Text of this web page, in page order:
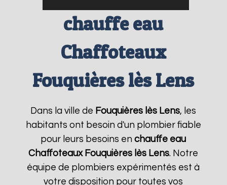
chauffe eau
Chaffoteaux
Fouquières lès Lens
Dans la ville de Fouquières lès Lens, les
habitants ont besoin d'un plombier fiable
pour leurs besoins enchauffe eau
Chaffoteaux Fouquières lès Lens. Notre
équipe de plombiers expérimentés est à
votre disposition pour toutes vos